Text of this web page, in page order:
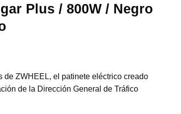
Plus / 800W / Negro
ZWHEEL, el patinete eléctrico creado
de la Dirección General de Tráfico